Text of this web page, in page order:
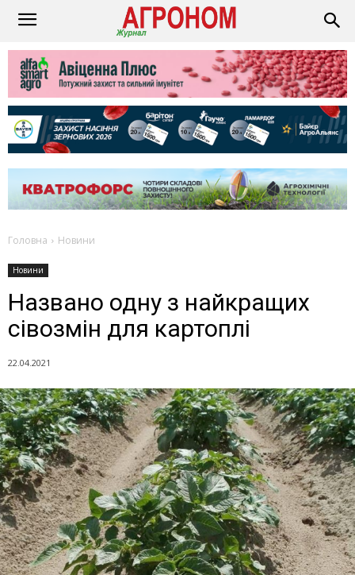
Головна Новини
Новини
Названо одну з найкращих
сівозмін для картоплі
22.04.2021